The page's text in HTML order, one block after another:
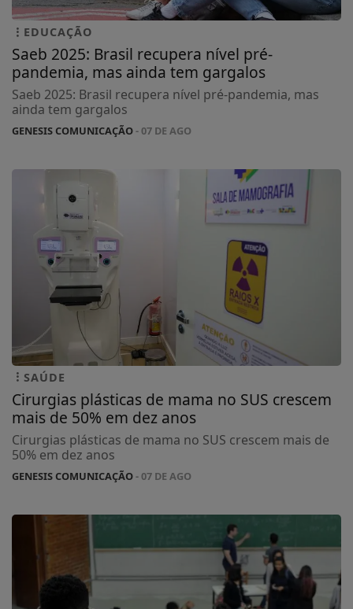
EDUCAÇÃO
Saeb 2025: Brasil recupera nível pré-
pandemia, mas ainda tem gargalos
Saeb 2025: Brasil recupera nível pré-pandemia, mas
ainda tem gargalos
GENESIS COMUNICAÇÃO- 07 DE AGO
SAÚDE
Cirurgias plásticas de mama no SUS crescem
mais de 50% em dez anos
Cirurgias plásticas de mama no SUS crescem mais de
50% em dez anos
GENESIS COMUNICAÇÃO- 07 DE AGO